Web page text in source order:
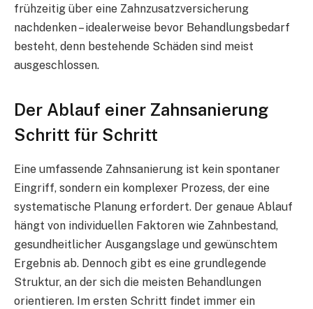
frühzeitig über eine Zahnzusatzversicherung
nachdenken – idealerweise bevor Behandlungsbedarf
besteht, denn bestehende Schäden sind meist
ausgeschlossen.
Der Ablauf einer Zahnsanierung
Schritt für Schritt
Eine umfassende Zahnsanierung ist kein spontaner
Eingriff, sondern ein komplexer Prozess, der eine
systematische Planung erfordert. Der genaue Ablauf
hängt von individuellen Faktoren wie Zahnbestand,
gesundheitlicher Ausgangslage und gewünschtem
Ergebnis ab. Dennoch gibt es eine grundlegende
Struktur, an der sich die meisten Behandlungen
orientieren. Im ersten Schritt findet immer ein